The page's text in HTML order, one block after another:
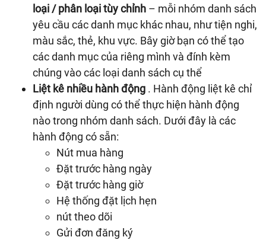
loại / phân loại tùy chỉnh – mỗi nhóm danh sách
yêu cầu các danh mục khác nhau, như tiện nghi,
màu sắc, thẻ, khu vực. Bây giờ bạn có thể tạo
các danh mục của riêng mình và đính kèm
chúng vào các loại danh sách cụ thể
Liệt kê nhiều hành động . Hành động liệt kê chỉ
định người dùng có thể thực hiện hành động
nào trong nhóm danh sách. Dưới đây là các
hành động có sẵn:
Nút mua hàng
Đặt trước hàng ngày
Đặt trước hàng giờ
Hệ thống đặt lịch hẹn
nút theo dõi
Gửi đơn đăng ký